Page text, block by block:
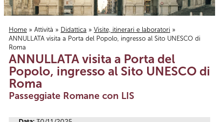
Tu sei qui
Home » Attività » Didattica » Visite, itinerari e laboratori »
ANNULLATA visita a Porta del Popolo, ingresso al Sito UNESCO di
Roma
ANNULLATA visita a Porta del
Popolo, ingresso al Sito UNESCO di
Roma
Passeggiate Romane con LIS